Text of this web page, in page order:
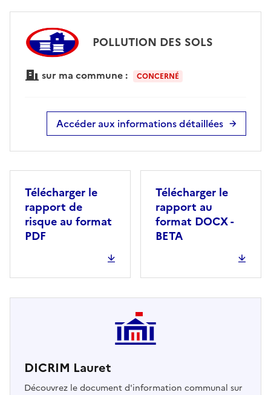
POLLUTION DES SOLS
sur ma commune : CONCERNÉ
Accéder aux informations détaillées
Télécharger le
rapport de
risque au format
PDF
Télécharger le
rapport au
format DOCX -
BETA
DICRIM Lauret
Découvrez le document d'information communal sur